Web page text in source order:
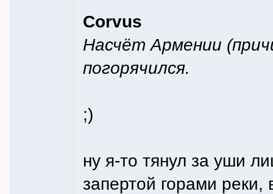
Corvus
Насчёт Армении
погорячился.
;)
ну я-то тянул за уши
запертой горами реки,